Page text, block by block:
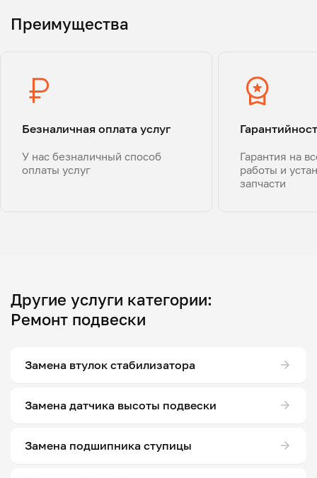
Преимущества
Безналичная оплата услуг
У нас безналичный способ
оплаты услуг
Гарантия на
работы и
запчасти
Другие услуги категории:
Ремонт подвески
Замена втулок стабилизатора
Замена датчика высоты подвески
Замена подшипника ступицы